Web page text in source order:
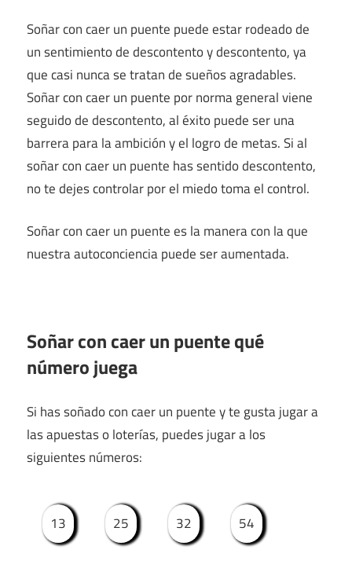
Soñar con caer un puente puede estar rodeado de
un sentimiento de descontento y descontento, ya
que casi nunca se tratan de sueños agradables.
Soñar con caer un puente por norma general viene
seguido de descontento, al éxito puede ser una
barrera para la ambición y el logro de metas. Si al
soñar con caer un puente has sentido descontento,
no te dejes controlar por el miedo toma el control.
Soñar con caer un puente es la manera con la que
nuestra autoconciencia puede ser aumentada.
Soñar con caer un puente qué
número juega
Si has soñado con caer un puente y te gusta jugar a
las apuestas o loterías, puedes jugar a los
siguientes números:
13 25 32 54